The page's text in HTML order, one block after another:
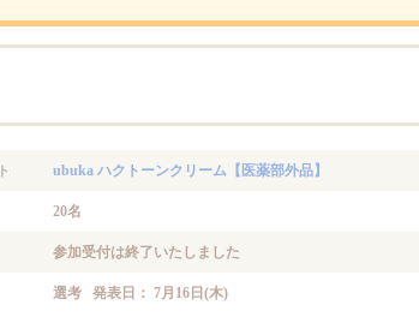
ubuka ハクトーンクリーム【医薬部外品】
20名
参加受付は終了いたしました
選考 発表日： 7月16日(木)